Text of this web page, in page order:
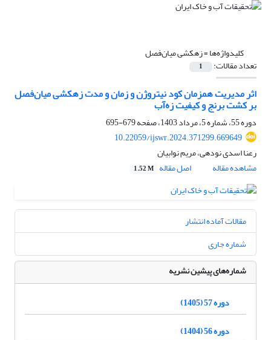
کلیدواژه‌ها =زهکشی میان‌فصل
تعداد مقالات: 1
اثر مدیریت همزمان کود نیتروژن و زمان و مدت زهکشی میان‌فصل
بر کشت برنج و کیفیت زه‌آب
دوره 55، شماره 5، مرداد 1403، صفحه
679-695
10.22059/ijswr.2024.371299.669649
رعنا اسدی نودهی، مریم نوابیان
مشاهده مقاله
اصل مقاله 1.52 M
مقالات آماده انتشار
شماره جاری
شماره‌های پیشین نشریه
دوره 57 (1405)
دوره 56 (1404)